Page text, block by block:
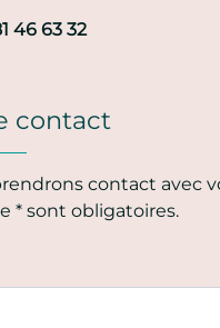
46 63 32
contact
contact avec
* sont obligatoires.